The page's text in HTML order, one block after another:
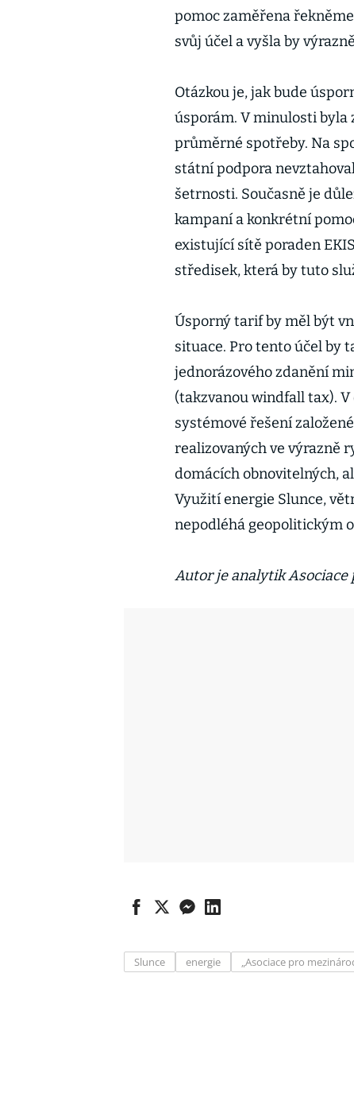
pomoc zaměřena
svůj účel a vyšla by
Otázkou je, jak bude
úsporám. V minulosti byla
průměrné spotřeby. Na
státní podpora
šetrnosti. Současně je
kampaní a konkrétní
existující sítě poraden
středisek, která by tuto
Úsporný tarif by měl být
situace. Pro tento účel by
jednorázového zdanění
(takzvanou windfall tax).
systémové řešení
realizovaných ve výrazně
domácích obnovitelných,
Využití energie Slunce,
nepodléhá geopolitickým
Autor je analytik
Slunce energie „Asociace pro